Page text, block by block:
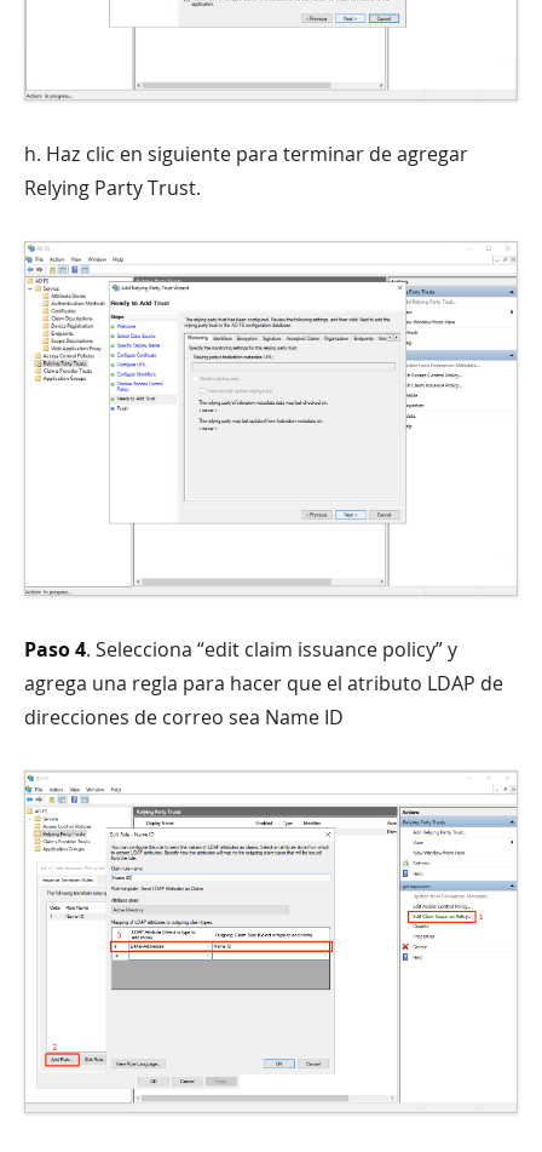
h. Haz clic en siguiente para terminar de agregar
Relying Party Trust.
Paso 4. Selecciona “edit claim issuance policy” y
agrega una regla para hacer que el atributo LDAP de
direcciones de correo sea Name ID